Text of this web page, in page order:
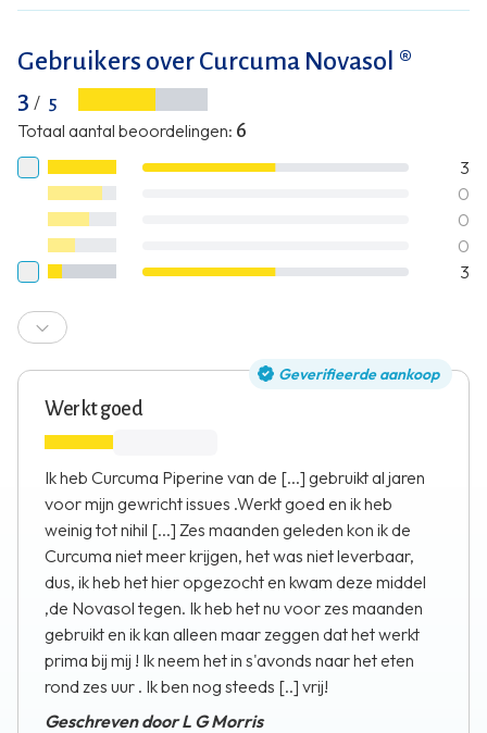
Gebruikers over Curcuma Novasol ®
3 / 5
Totaal aantal beoordelingen: 6
3
0
0
0
3
Geverifieerde aankoop
Werkt goed
Ik heb Curcuma Piperine van de [...] gebruikt al jaren
voor mijn gewricht issues .Werkt goed en ik heb
weinig tot nihil [...] Zes maanden geleden kon ik de
Curcuma niet meer krijgen, het was niet leverbaar,
dus, ik heb het hier opgezocht en kwam deze middel
,de Novasol tegen. Ik heb het nu voor zes maanden
gebruikt en ik kan alleen maar zeggen dat het werkt
prima bij mij ! Ik neem het in s'avonds naar het eten
rond zes uur . Ik ben nog steeds [..] vrij!
Geschreven door L G Morris